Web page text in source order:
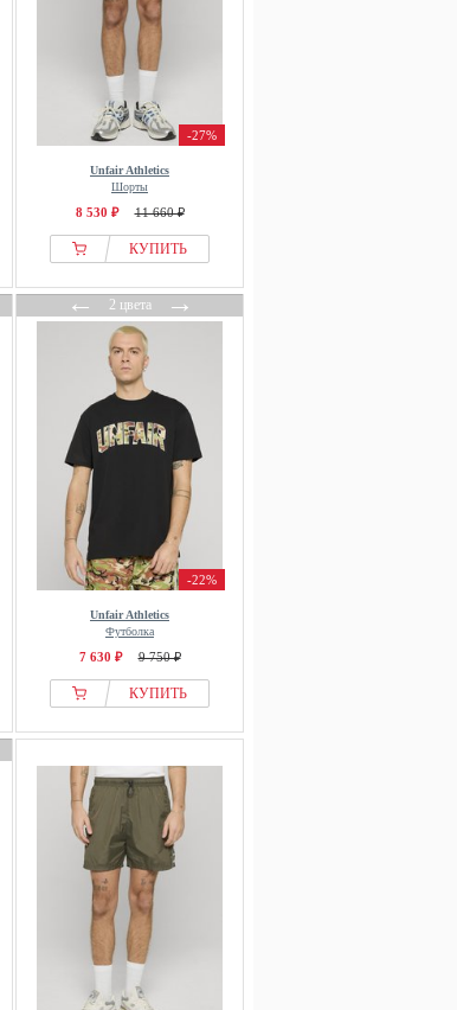
-27%
Unfair Athletics
Шорты
8 530 ₽ 11 660 ₽
КУПИТЬ
←2 цвета→
-22%
Unfair Athletics
Футболка
7 630 ₽ 9 750 ₽
КУПИТЬ